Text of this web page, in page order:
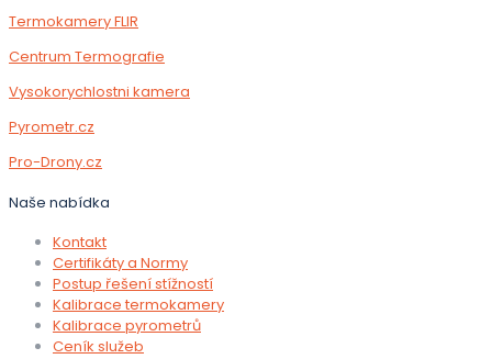
Termokamery FLIR
Centrum Termografie
Vysokorychlostni kamera
Pyrometr.cz
Pro-Drony.cz
Naše nabídka
Kontakt
Certifikáty a Normy
Postup řešení stížností
Kalibrace termokamery
Kalibrace pyrometrů
Ceník služeb